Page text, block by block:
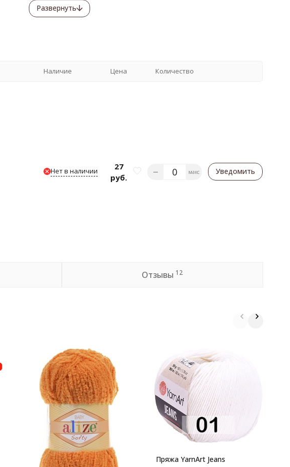
Развернуть
Наличие Цена Количество
Нет в наличии
27
руб.
макс Уведомить
Отзывы 12
Пряжа YarnArt Jeans